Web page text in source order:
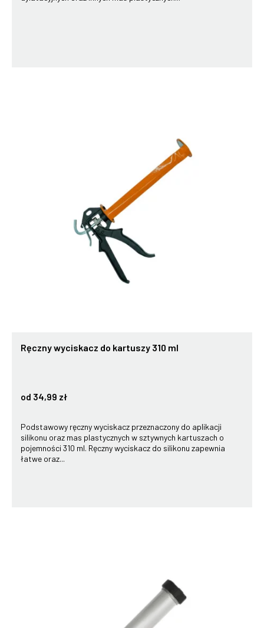
Ręczny wyciskacz do kartuszy 310 ml
od 34,99 zł
Podstawowy ręczny wyciskacz przeznaczony do aplikacji
silikonu oraz mas plastycznych w sztywnych kartuszach o
pojemności 310 ml. Ręczny wyciskacz do silikonu zapewnia
łatwe oraz...